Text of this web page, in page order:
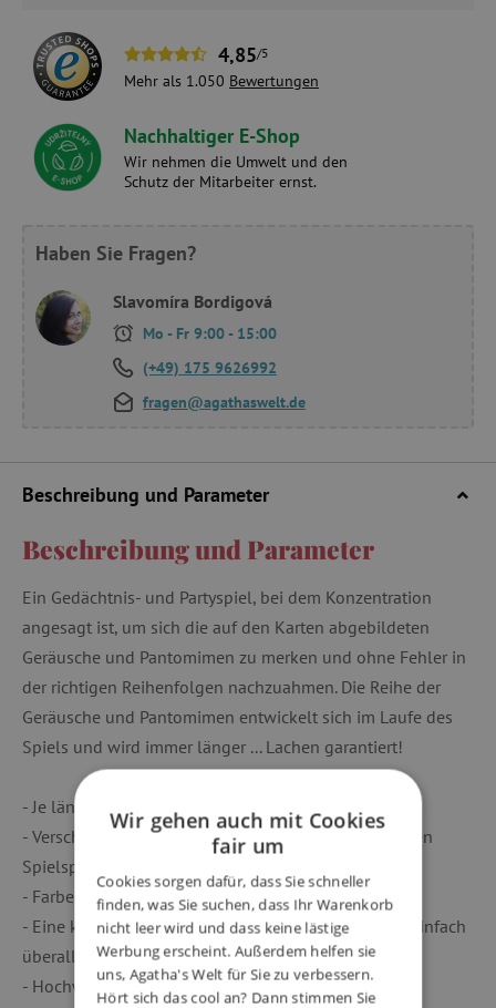
4,85/5
Mehr als 1.050 Bewertungen
Nachhaltiger E-Shop
Wir nehmen die Umwelt und den
Schutz der Mitarbeiter ernst.
Haben Sie Fragen?
Slavomíra Bordigová
Mo - Fr 9:00 - 15:00
(+49) 175 9626992
fragen@agathaswelt.de
Beschreibung und Parameter
Beschreibung und Parameter
Ein Gedächtnis- und Partyspiel, bei dem Konzentration
angesagt ist, um sich die auf den Karten abgebildeten
Geräusche und Pantomimen zu merken und ohne Fehler in
der richtigen Reihenfolgen nachzuahmen. Die Reihe der
Geräusche und Pantomimen entwickelt sich im Laufe des
Spiels und wird immer länger ... Lachen garantiert!
- Je länger die Liste, desto lustiger wird das Spiel!
- Verschiedene Geräusche und Pantomimen für großen
Spielspaß.
- Farbenfrohe und lustige Illustrationen.
- Eine kompakte Aufbewahrungsbox, die man ganz einfach
überall hin mitnehmen kann.
- Hochwertige und robuste Karten.
Wir gehen auch mit Cookies
fair um
Cookies sorgen dafür, dass Sie schneller
finden, was Sie suchen, dass Ihr Warenkorb
nicht leer wird und dass keine lästige
Werbung erscheint. Außerdem helfen sie
uns, Agatha's Welt für Sie zu verbessern.
Hört sich das cool an? Dann stimmen Sie